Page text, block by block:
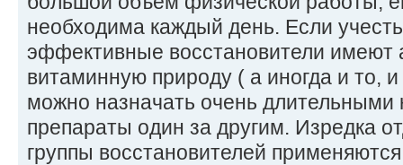
необходима каждый день. Если
эффективные восстановители имеют
витаминную природу ( а иногда и то,
можно назначать очень длительными
препараты один за другим. Изредка
группы восстановителей